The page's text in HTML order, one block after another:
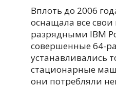
Вплоть до 2006
оснащала все свои
разрядными IBM
совершенные 64-
устанавливались
стационарные
они потребляли